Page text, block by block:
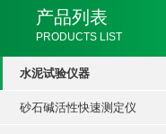
产品列表
PRODUCTS LIST
水泥试验仪器
砂石碱活性快速测定仪